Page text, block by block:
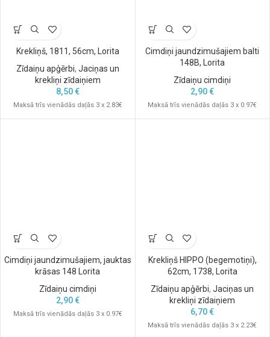
Krekliņš, 1811, 56cm, Lorita
Zīdaiņu apģērbi, Jaciņas un
krekliņi zīdaiņiem
8,50€
Maksā trīs vienādās daļās 3 x 2.83€
Cimdiņi jaundzimušajiem balti
148B, Lorita
Zīdaiņu cimdiņi
2,90€
Maksā trīs vienādās daļās 3 x 0.97€
Cimdiņi jaundzimušajiem, jauktas
krāsas 148 Lorita
Zīdaiņu cimdiņi
2,90€
Maksā trīs vienādās daļās 3 x 0.97€
Krekliņš HIPPO (begemotiņi),
62cm, 1738, Lorita
Zīdaiņu apģērbi,Jaciņas un
krekliņi zīdaiņiem
6,70€
Maksā trīs vienādās daļās 3 x 2.23€